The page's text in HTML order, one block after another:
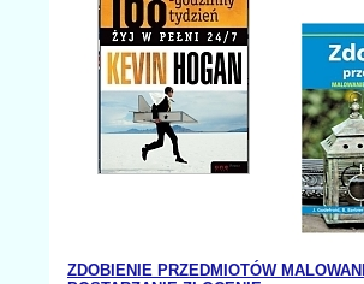
ZDOBIENIE PRZEDMIOTÓW